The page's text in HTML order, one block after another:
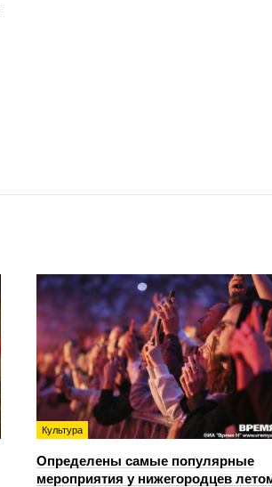
Культура
Определены самые популярные
мероприятия у нижегородцев